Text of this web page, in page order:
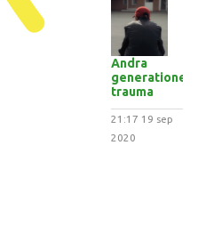
Andra
generationens
trauma
21:17 19 sep
2020